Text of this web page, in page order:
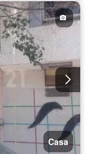
Casa